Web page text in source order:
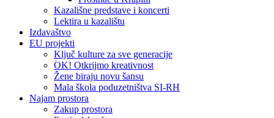
Kazališne predstave i koncerti
Lektira u kazalištu
Izdavaštvo
EU projekti
Ključ kulture za sve generacije
OK! Otkrijmo kreativnost
Žene biraju novu šansu
Mala škola poduzetništva SI-RH
Najam prostora
Zakup prostora